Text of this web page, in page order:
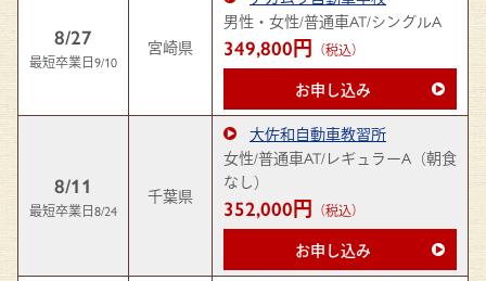
8/27
最短卒業日9/10
宮崎県
男性・女性/普通車AT/シングルA
349,800円 （税込）
お申し込み
8/11
最短卒業日8/24
千葉県
大佐和自動車教習所
女性/普通車AT/レギュラーA（朝食
なし）
352,000円 （税込）
お申し込み